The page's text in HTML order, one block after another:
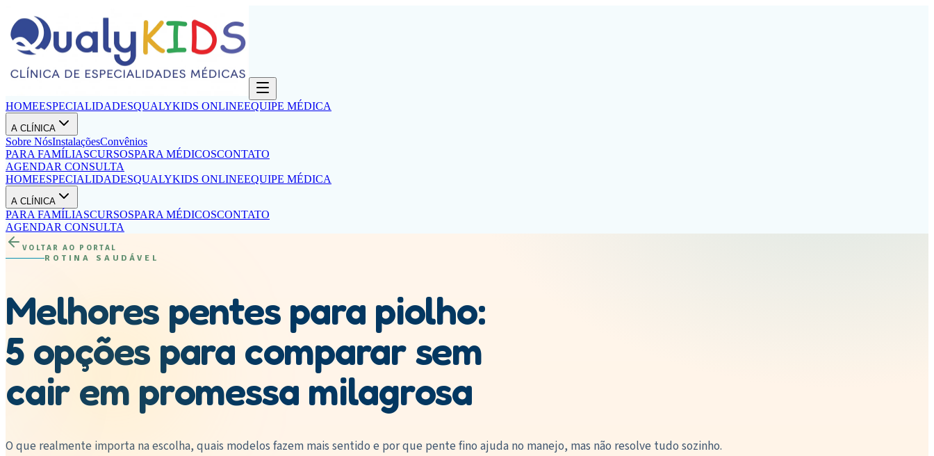
HOMEESPECIALIDADESQUALYKIDS ONLINEEQUIPE MÉDICA
A CLÍNICA
Sobre NósInstalaçõesConvênios
PARA FAMÍLIASCURSOSPARA MÉDICOSCONTATO
AGENDAR CONSULTA
HOMEESPECIALIDADESQUALYKIDS ONLINEEQUIPE MÉDICA
A CLÍNICA
PARA FAMÍLIASCURSOSPARA MÉDICOSCONTATO
AGENDAR CONSULTA
VOLTAR AO PORTAL
ROTINA SAUDÁVEL
Melhores pentes para piolho:
5 opções para comparar sem
cair em promessa milagrosa
O que realmente importa na escolha, quais modelos fazem mais sentido e por que pente fino ajuda no manejo, mas não resolve tudo sozinho.